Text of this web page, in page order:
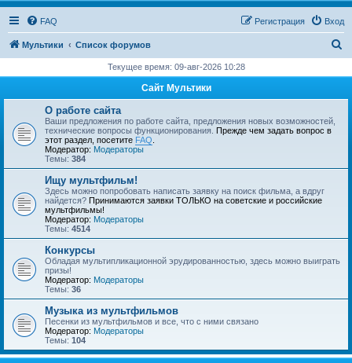
FAQ Вход
Регистрация
Мультики Список форумов
с
Текущее время: 09-авг-2026 10:28
Сайт Мультики
О работе сайта
Ваши предложения по работе сайта, предложения новых возможностей,
технические вопросы функционирования. Прежде чем задать вопрос в
этот раздел, посетите FAQ
Модератор: Модераторы
Темы: 384
Ищу мультфильм!
Здесь можно попробовать написать заявку на поиск фильма, а вдруг
найдется? Принимаются заявки ТОЛЬКО на советские и российские
мультфильмы!
Модератор: Модераторы
Темы: 4514
Конкурсы
Обладая мультипликационной эрудированностью, здесь можно выиграть
призы!
Модератор: Модераторы
Темы: 36
Музыка из мультфильмов
Песенки из мультфильмов и все, что с ними связано
Модератор: Модераторы
Темы: 104